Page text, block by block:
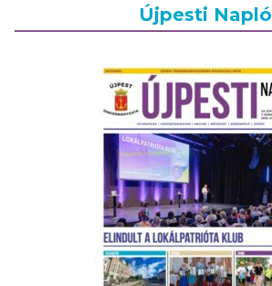
Újpesti Napló